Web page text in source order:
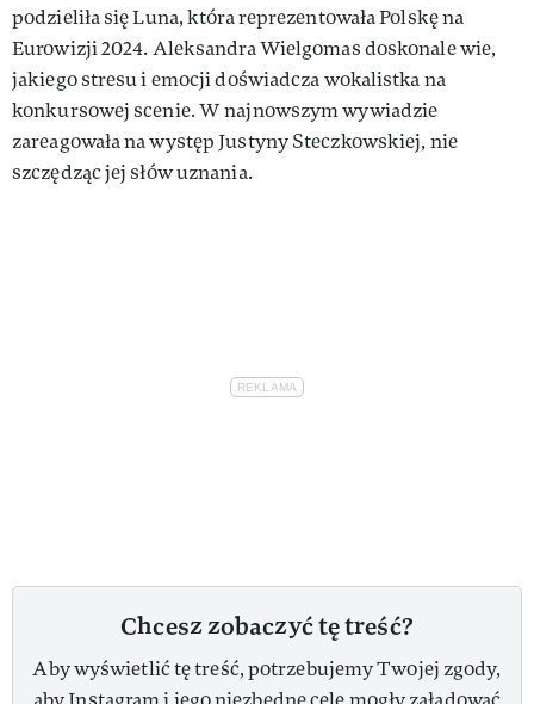
podzieliła się Luna, która reprezentowała Polskę na
Eurowizji 2024. Aleksandra Wielgomas doskonale wie,
jakiego stresu i emocji doświadcza wokalistka na
konkursowej scenie. W najnowszym wywiadzie
zareagowała na występ Justyny Steczkowskiej, nie
szczędząc jej słów uznania.
Chcesz zobaczyć tę treść?
Aby wyświetlić tę treść, potrzebujemy Twojej zgody,